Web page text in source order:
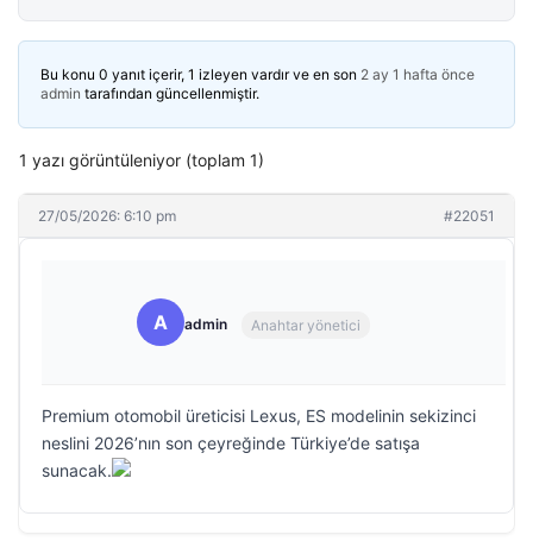
Bu konu 0 yanıt içerir, 1 izleyen vardır ve en son 2 ay 1 hafta önce
admin tarafından güncellenmiştir.
1 yazı görüntüleniyor (toplam 1)
27/05/2026: 6:10 pm #22051
A admin Anahtar yönetici
Premium otomobil üreticisi Lexus, ES modelinin sekizinci
neslini 2026’nın son çeyreğinde Türkiye’de satışa
sunacak.